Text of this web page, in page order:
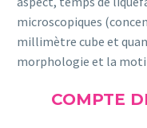
microscopiques
millimètre cube et
morphologie et la
COMPTE